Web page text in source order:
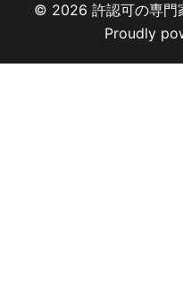
© 2026 許認可の専門
Proudly